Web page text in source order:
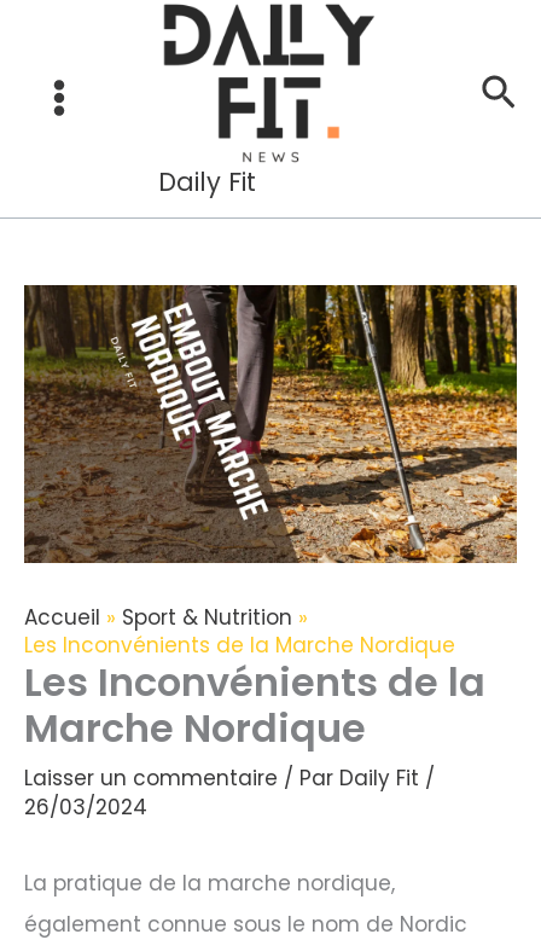
contenu
Daily Fit
Accueil
Sport & Nutrition
Les Inconvénients de la Marche Nordique
Les Inconvénients de la
Marche Nordique
Laisser un commentaire / Par Daily Fit /
26/03/2024
La pratique de la marche nordique,
également connue sous le nom de Nordic